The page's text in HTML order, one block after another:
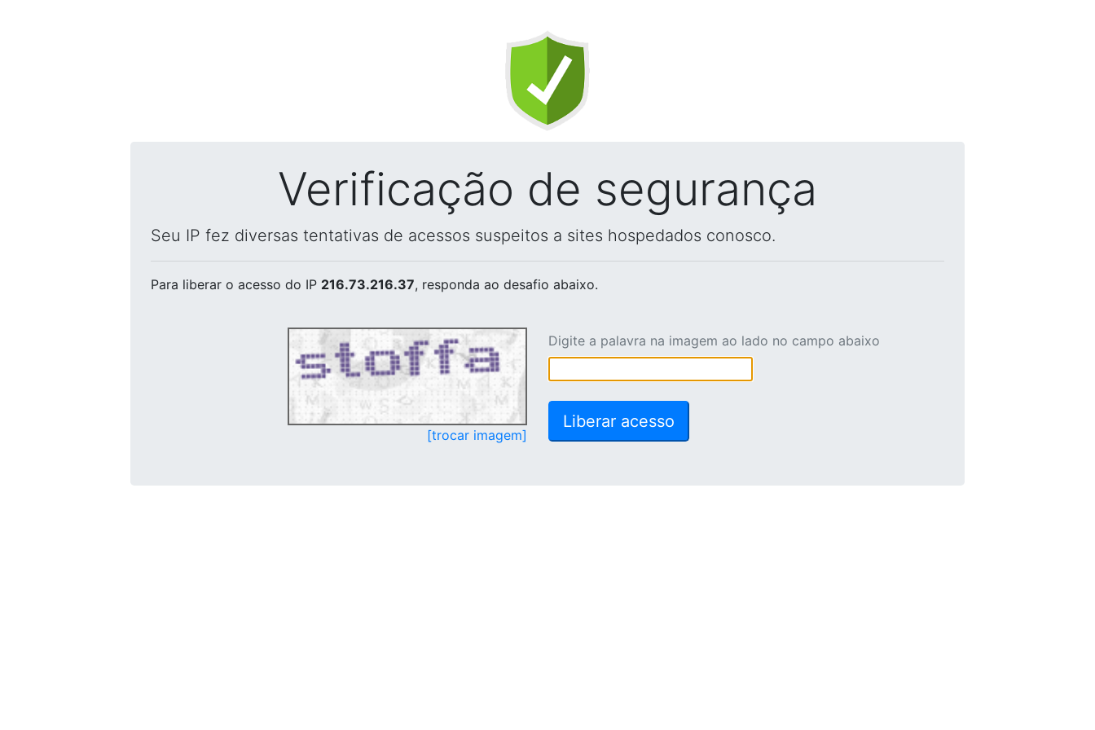
Verificação de segurança
Seu IP fez diversas tentativas de acessos suspeitos a sites hospedados conosco.
Para liberar o acesso do IP 216.73.216.37, responda ao desafio abaixo.
[trocar imagem]
Digite a palavra na imagem ao lado no campo abaixo